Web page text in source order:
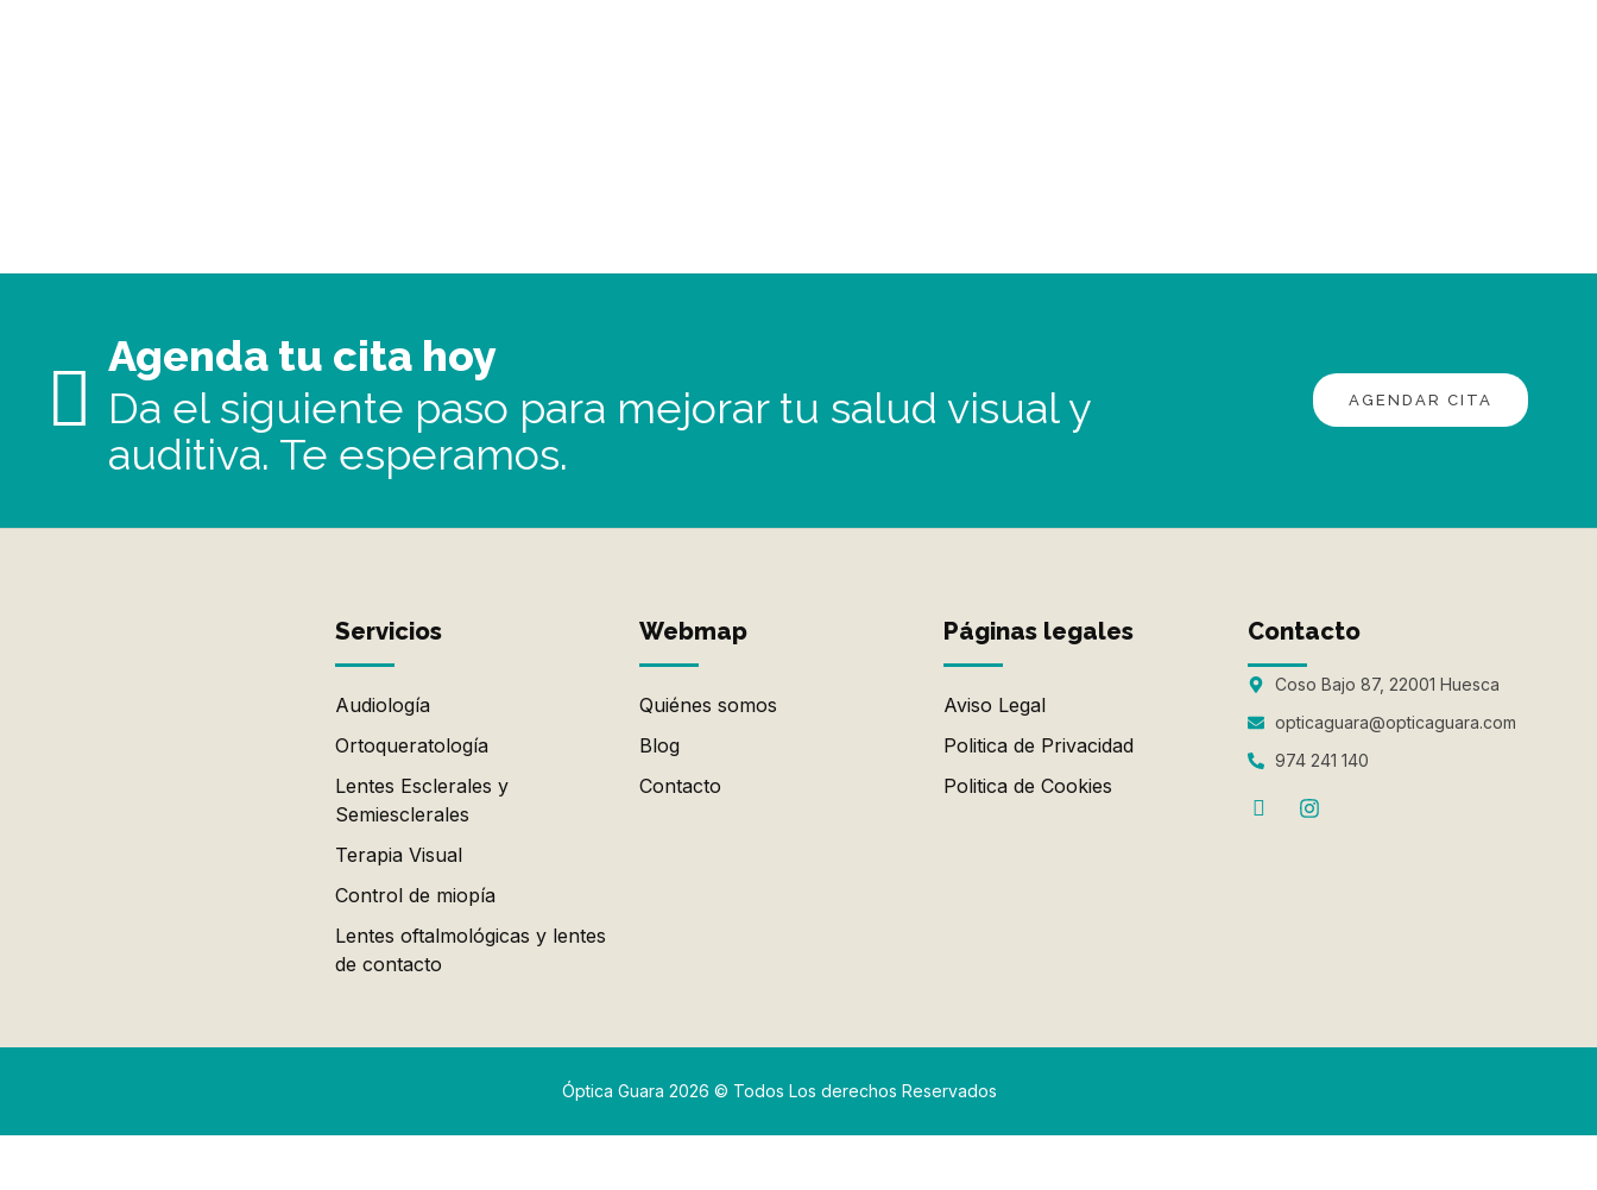
Agenda tu cita hoy
Da el siguiente paso para mejorar tu salud visual y
auditiva. Te esperamos.
AGENDAR CITA
Servicios
Audiología
Ortoqueratología
Lentes Esclerales y
Semiesclerales
Terapia Visual
Control de miopía
Lentes oftalmológicas y lentes
de contacto
Webmap
Quiénes somos
Blog
Contacto
Páginas legales
Aviso Legal
Politica de Privacidad
Politica de Cookies
Contacto
Coso Bajo 87, 22001 Huesca
opticaguara@opticaguara.com
974 241 140
Óptica Guara 2026 © Todos Los derechos Reservados